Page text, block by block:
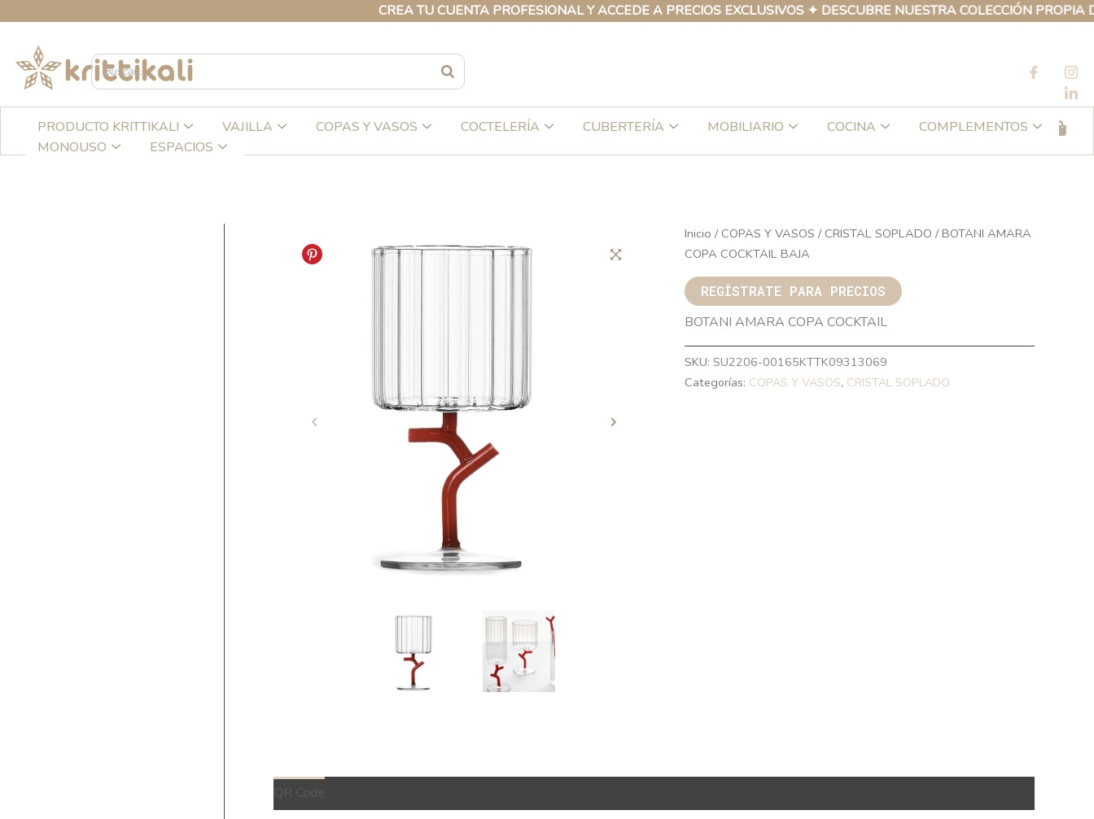
CREA TU CUENTA PROFESIONAL Y ACCEDE A PRECIOS EXCLUSIVOS ✦ DESCUBRE NUESTRA COLECCIÓN PROPIA DE
contenido
PRODUCTO KRITTIKALI VAJILLA COPAS Y VASOS COCTELERÍA CUBERTERÍA MOBILIARIO COCINA
COMPLEMENTOS
MONOUSO
ESPACIOS
Inicio / COPAS Y VASOS / CRISTAL SOPLADO / BOTANI AMARA
COPA COCKTAIL BAJA
REGÍSTRATE PARA PRECIOS
BOTANI AMARA COPA COCKTAIL
SKU: SU2206-00165KTTK09313069
Categorías: COPAS Y VASOS, CRISTAL SOPLADO